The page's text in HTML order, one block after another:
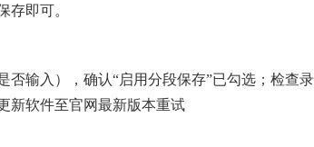
存即可。
输入），确认“启用分段保存”已勾选；检查录
新软件至官网最新版本重试